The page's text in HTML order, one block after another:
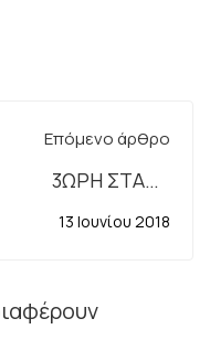
Επόμενο άρθρο
3ΩΡΗ ΣΤΑΣΗ
ΕΡΓΑΣΙΑΣ ΠΕΜΠΤΗ
13 Ιουνίου 2018